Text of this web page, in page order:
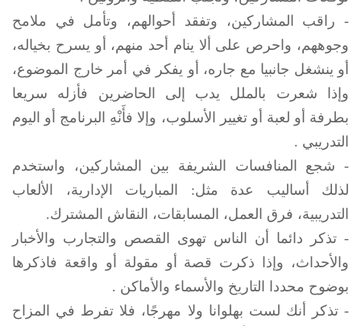
- راقب المشاركين، وتفقد أحوالهم، وتأمل في ملامح
وجوههم، واحرص على ألا ينام أحد منهم، أو يسرح بخياله،
أو ينشغل جانبيا مع جاره، أو يفكر في أمر خارج الموضوع،
وإذا شعرت بالملل يدب إلى الحاضرين فأزله سريعا
بطرفة أو لعبة أو تغيير الأسلوب، وإلا فأَنْهِ البرنامج أو اليوم
التدريبي .
- شجع المنافسات الشريفة بين المشاركين، واستخدم
لذلك أساليب عدة مثل: المباريات الإدارية، الألعاب
التدريبية، فرق العمل، المسابقات، النقاش المشترك.
- تذكر دائما أن الناس تهوى القصص والتجارب والأخبار
والأحداث، وإذا ذكرت قصة أو مقولة أو واقعة فاذكرها
بوضوح محددا التاريخ والأسماء والأماكن .
- تذكر أنك لست بهلوانا ولا مهرجًا، فلا تفرط في المزاح